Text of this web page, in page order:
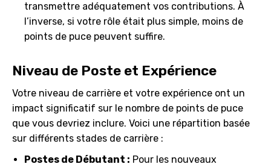
transmettre adéquatement vos contributions. À
l’inverse, si votre rôle était plus simple, moins de
points de puce peuvent suffire.
Niveau de Poste et Expérience
Votre niveau de carrière et votre expérience ont un
impact significatif sur le nombre de points de puce
que vous devriez inclure. Voici une répartition basée
sur différents stades de carrière :
Postes de Débutant : Pour les nouveaux